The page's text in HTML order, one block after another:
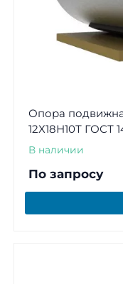
Опора
12Х18Н10Т ГОСТ
В наличии
По запросу